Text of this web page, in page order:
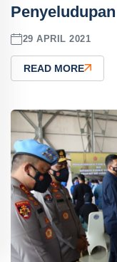
29 APRIL 2021
READ MORE